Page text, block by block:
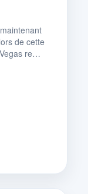
de cette
re…